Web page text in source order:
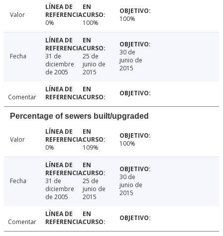
Valor
0%
100% 100%
Fecha
31 de
diciembre
de 2005
25 de
junio de
2015
30 de
junio de
2015
Comentar
Percentage of sewers built/upgraded
Valor
0%
109% 100%
Fecha
31 de
diciembre
de 2005
25 de
junio de
2015
30 de
junio de
2015
Comentar